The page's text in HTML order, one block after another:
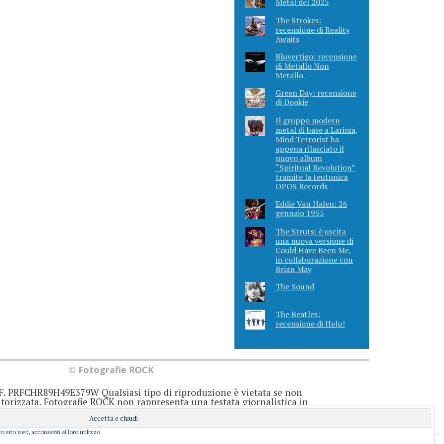
The Strokes:
recensione di Reality
Awaits
Bluvertigo: recensione
di Metallo Non
Metallo
Green Day: recensione
di Dookie
Il gruppo modern
metal di base a Larissa,
Mind Terrorist ha
appena rilasciato il
nuovo album
“Spiritual Revolution”
tramite la teutonica
OPOS Records
Eddie Van Halen: 26
gennaio 1955
The Struts: è uscita
una nuova versione di
Could Have Been Me,
in collaborazione con
Brian May
The Sound
The Beatles:
recensione di Help!
© Fotografie ROCK
PRFCHR89H49E379W Qualsiasi tipo di riproduzione è vietata se non
Fotografie ROCK non rappresenta una testata giornalistica in
senza alcuna periodicità. Non può pertanto considerarsi un
ai sensi della legge 62 del 7/3/2001. Ogni autore è direttamente
di ciò che scrive negli articoli e nei commenti.
sito web, acconsenti al loro utilizzo.